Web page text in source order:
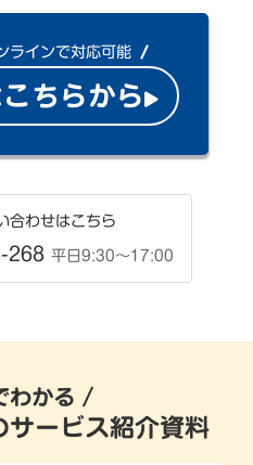
ラインで対応可能
ちらから
合わせはこちら
268 平日9:30〜17:00
わかる
サービス紹介資料